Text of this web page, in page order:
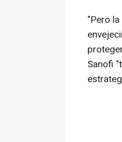
"Pero
Sanofi